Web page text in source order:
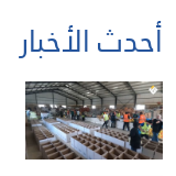
أحدث الأخبار